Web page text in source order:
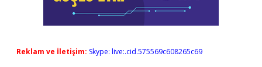
Reklam ve İletişim: Skype: live:.cid.575569c608265c69